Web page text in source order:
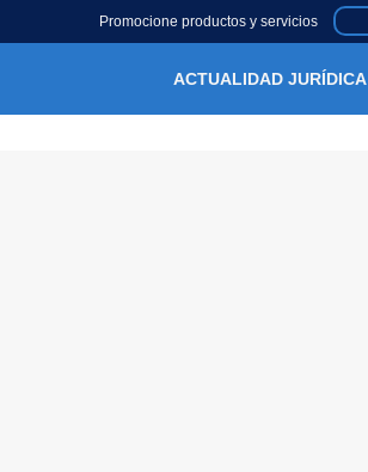
Promocione productos y servicios
ACTUALIDAD JURÍDICA